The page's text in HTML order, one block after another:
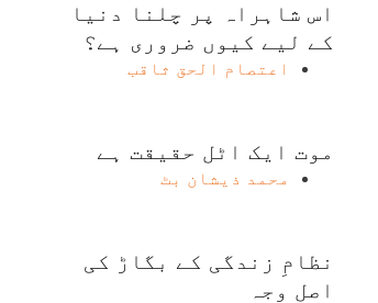
اس شاہراہ پر چلنا دنیا
کے لیے کیوں ضروری ہے؟
اعتصام الحق ثاقب
موت ایک اٹل حقیقت ہے
محمد ذیشان بٹ
نظامِ زندگی کے بگاڑ کی
اصل وجہ